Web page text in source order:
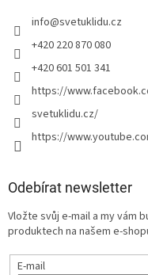
info@svetuklidu.cz
+420 220 870 080
+420 601 501 341
https://
svetuklidu.cz/
https://
Odebírat newsletter
Vložte svůj e-mail a my vám
produktech na našem e-
E-mail